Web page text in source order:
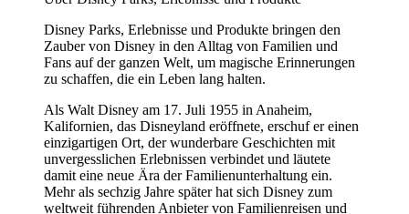
Disney Parks, Erlebnisse und Produkte bringen den
Zauber von Disney in den Alltag von Familien und
Fans auf der ganzen Welt, um magische Erinnerungen
zu schaffen, die ein Leben lang halten.
Als Walt Disney am 17. Juli 1955 in Anaheim,
Kalifornien, das Disneyland eröffnete, erschuf er einen
einzigartigen Ort, der wunderbare Geschichten mit
unvergesslichen Erlebnissen verbindet und läutete
damit eine neue Ära der Familienunterhaltung ein.
Mehr als sechzig Jahre später hat sich Disney zum
weltweit führenden Anbieter von Familienreisen und